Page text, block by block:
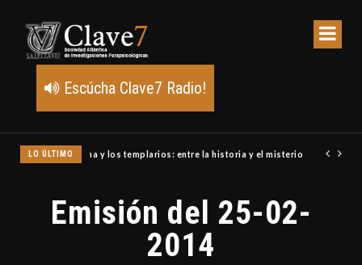
Escúcha Clave7 Radio!
LO ÚLTIMO Un meteoro explota sobre Estados Unidos y abre la pista
Emisión del 25-02-
2014